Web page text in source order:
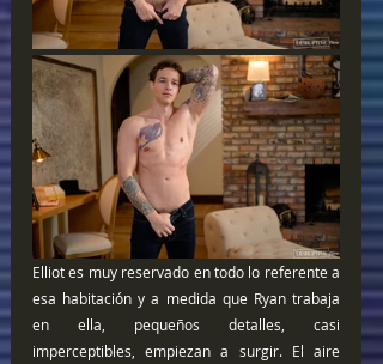
Elliot es muy reservado en todo lo referente a
esa habitación y a medida que Ryan trabaja
en ella, pequeños detalles, casi
imperceptibles, empiezan a surgir. El aire